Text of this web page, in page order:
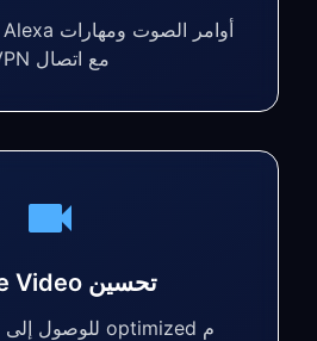
مع اتصال VPN
تحسين Prime Video